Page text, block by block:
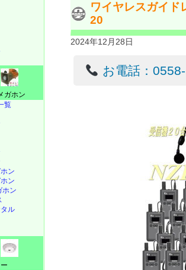
ワイヤレスガイド
20
2024年12月28日
お電話：
ガホン
覧
ン
ン
ホン
ル